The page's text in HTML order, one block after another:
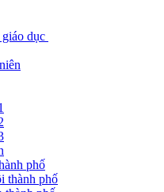
dục
phố
thành phố